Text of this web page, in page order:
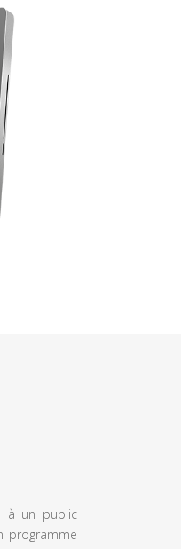
à un public
programme